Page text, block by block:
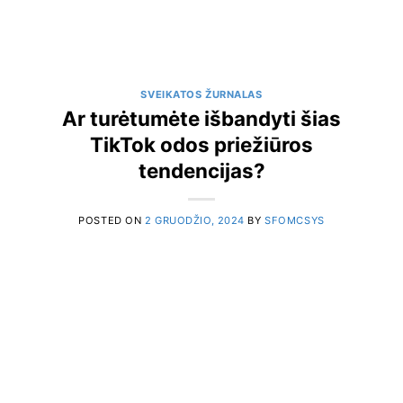
SVEIKATOS ŽURNALAS
Ar turėtumėte išbandyti šias
TikTok odos priežiūros
tendencijas?
POSTED ON 2 GRUODŽIO, 2024 BYSFOMCSYS